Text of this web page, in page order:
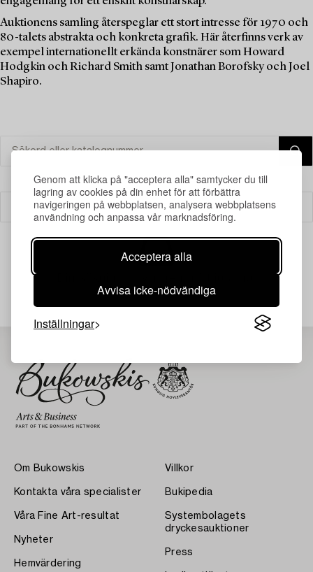
Genom att klicka på "acceptera alla" samtycker du till
lagring av cookies på din enhet för att förbättra
navigeringen på webbplatsen, analysera webbplatsens
användning och anpassa vår marknadsföring.
Acceptera alla
Avvisa icke-nödvändiga
Inställningar
Auktionens samling återspeglar ett stort intresse för 1970 och
80-talets abstrakta och konkreta grafik. Här återfinns verk av
exempel internationellt erkända konstnärer som Howard
Hodgkin och Richard Smith samt Jonathan Borofsky och Joel
Shapiro.
Filter
Om Bukowskis
Kontakta våra specialister
Våra Fine Art-resultat
Nyheter
Hemvärdering
Villkor
Bukipedia
Systembolagets
dryckesauktioner
Press